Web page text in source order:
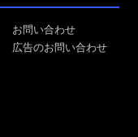
お問い合わせ
広告のお問い合わせ